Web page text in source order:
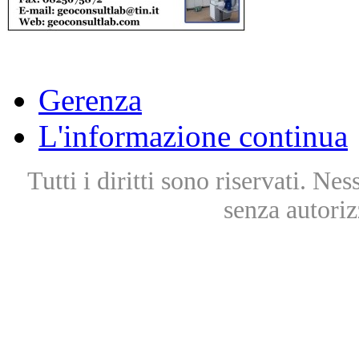
Gerenza
L'informazione continua
Tutti i diritti sono riservati.
senza